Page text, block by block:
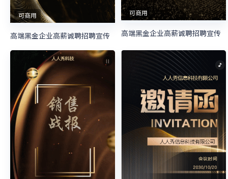
可商用
高端黑金企业高薪诚聘招聘宣传
可商用
高端黑金企业高薪诚聘招聘宣传